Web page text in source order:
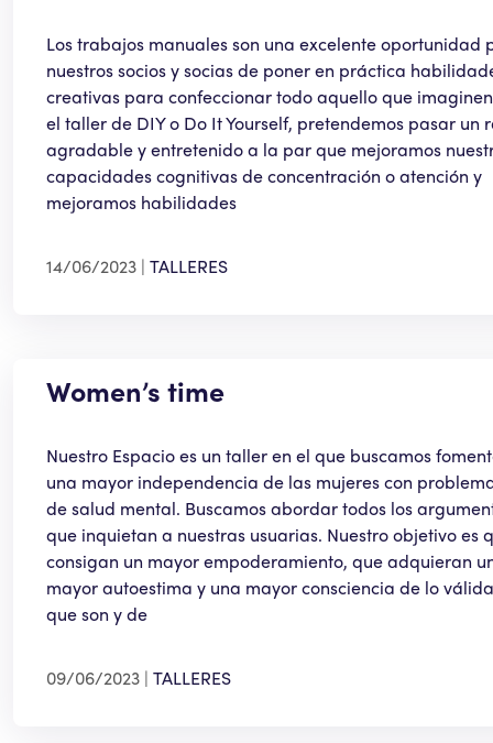
Los trabajos manuales son una excelente oportunidad
nuestros socios y socias de poner en práctica
creativas para confeccionar todo aquello que
el taller de DIY o Do It Yourself, pretendemos pasar un
agradable y entretenido a la par que mejoramos
capacidades cognitivas de concentración o atención y
mejoramos habilidades
14/06/2023 TALLERES
Women’s time
Nuestro Espacio es un taller en el que buscamos
una mayor independencia de las mujeres con
de salud mental. Buscamos abordar todos los
que inquietan a nuestras usuarias. Nuestro objetivo es
consigan un mayor empoderamiento, que adquieran
mayor autoestima y una mayor consciencia de lo
que son y de
09/06/2023 TALLERES